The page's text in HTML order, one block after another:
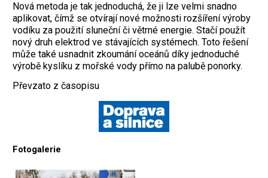
Nová metoda je tak jednoduchá, že ji lze velmi snadno
aplikovat, čímž se otvírají nové možnosti rozšíření výroby
vodíku za použití sluneční či větrné energie. Stačí použít
nový druh elektrod ve stávajících systémech. Toto řešení
může také usnadnit zkoumání oceánů díky jednoduché
výrobě kyslíku z mořské vody přímo na palubě ponorky.
Převzato z časopisu
Fotogalerie